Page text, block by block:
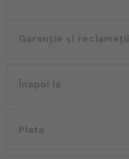
Garanție și reclamații
Înapoi la
Plata